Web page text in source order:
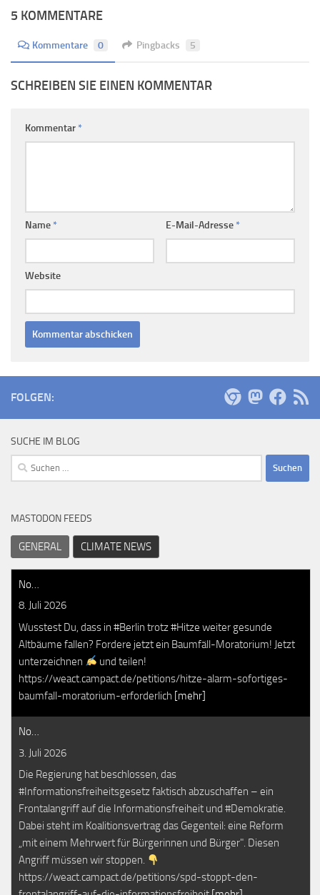
5 KOMMENTARE
Kommentare 0 Pingbacks 5
SCHREIBEN SIE EINEN KOMMENTAR
Kommentar *
Name * E-Mail-Adresse *
Website
FOLGEN:
SUCHE IM BLOG
Suchen
nach:
MASTODON FEEDS
GENERAL CLIMATE NEWS
No…
8. Juli 2026
Wusstest Du, dass in #Berlin trotz #Hitze weiter gesunde
Altbäume fallen? Fordere jetzt ein Baumfäll-Moratorium! Jetzt
unterzeichnen
und teilen!
https://weact.campact.de/petitions/hitze-alarm-sofortiges-
baumfall-moratorium-erforderlich [mehr]
No…
3. Juli 2026
Die Regierung hat beschlossen, das
#Informationsfreiheitsgesetz faktisch abzuschaffen – ein
Frontalangriff auf die Informationsfreiheit und #Demokratie.
Dabei steht im Koalitionsvertrag das Gegenteil: eine Reform
„mit einem Mehrwert für Bürgerinnen und Bürger". Diesen
Angriff müssen wir stoppen.
https://weact.campact.de/petitions/spd-stoppt-den-